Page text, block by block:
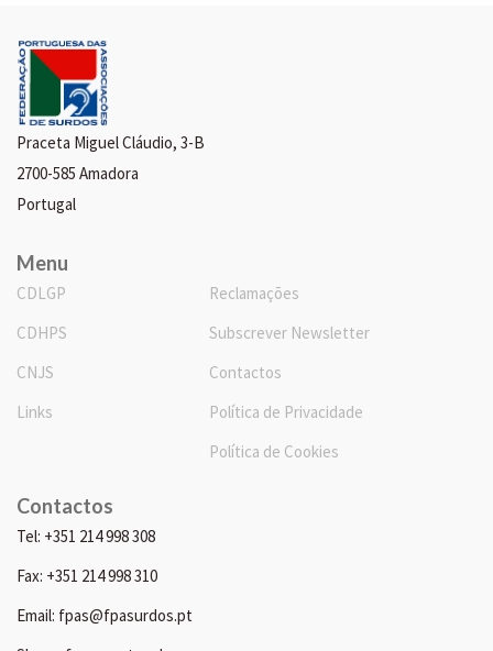
Praceta Miguel Cláudio, 3-B
2700-585 Amadora
Portugal
Menu
CDLGP
CDHPS
CNJS
Links
Reclamações
Subscrever Newsletter
Contactos
Política de Privacidade
Política de Cookies
Contactos
Tel: +351 214 998 308
Fax: +351 214 998 310
Email: fpas@fpasurdos.pt